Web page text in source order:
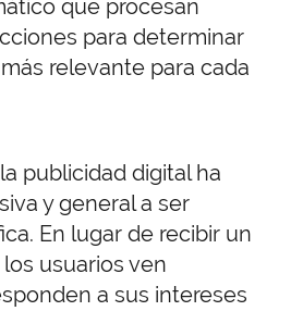
que procesan
para determinar
relevante para cada
publicidad digital ha
y general a ser
En lugar de recibir un
usuarios ven
a sus intereses